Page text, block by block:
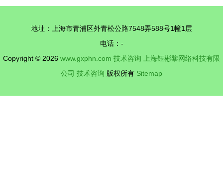
地址：上海市青浦区外青松公路7548弄588号1幢1层
电话：-
Copyright © 2026 www.gxphn.com 技术咨询
上海钰彬黎网络科技有限
公司 技术咨询 版权所有 Sitemap